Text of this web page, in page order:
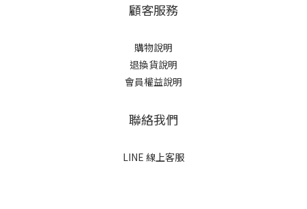
顧客服務
購物說明
退換貨說明
會員權益說明
聯絡我們
LINE 線上客服